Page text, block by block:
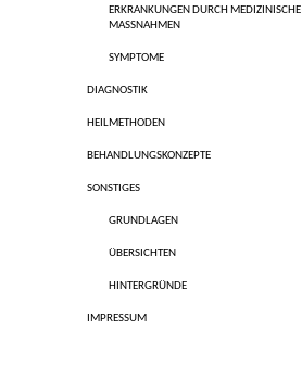
ERKRANKUNGEN DURCH MEDIZINISCHE
MASSNAHMEN
SYMPTOME
DIAGNOSTIK
HEILMETHODEN
BEHANDLUNGSKONZEPTE
SONSTIGES
GRUNDLAGEN
ÜBERSICHTEN
HINTERGRÜNDE
IMPRESSUM